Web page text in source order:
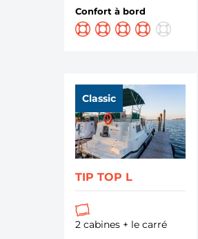
Confort à bord
Classic
TIP TOP L
2 cabines + le carré